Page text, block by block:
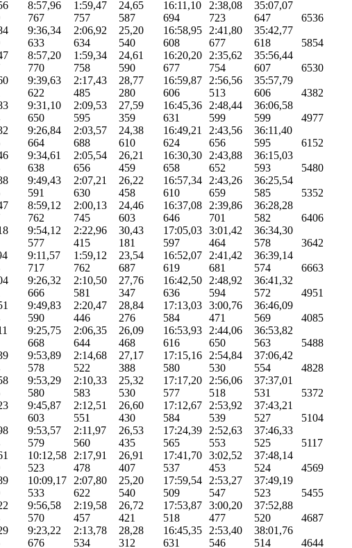
8:57,96
767
1:59,47
757
24,65
587
16:11,10
694
2:38,08
723
35:07,07
647
6536
9:36,34
633
2:06,92
634
25,20
540
16:58,95
608
2:41,80
677
35:42,77
618
5854
8:57,20
770
1:59,34
758
24,61
590
16:20,20
677
2:35,62
754
35:56,44
607
6530
9:39,63
622
2:17,43
485
28,77
280
16:59,87
606
2:56,56
513
35:57,79
606
4382
9:31,10
650
2:09,53
595
27,59
359
16:45,36
631
2:48,44
599
36:06,58
599
4977
9:26,84
664
2:03,57
688
24,38
610
16:49,21
624
2:43,56
656
36:11,40
595
6152
9:34,61
638
2:05,54
656
26,21
459
16:30,30
658
2:43,88
652
36:15,03
593
5480
9:49,43
591
2:07,21
630
26,22
458
16:57,34
610
2:43,26
659
36:25,54
585
5352
8:59,12
762
2:00,13
745
24,46
603
16:37,08
646
2:39,86
701
36:28,28
582
6406
9:54,12
577
2:22,96
415
30,43
181
17:05,03
597
3:01,42
464
36:34,30
578
3642
9:11,57
717
1:59,12
762
23,54
687
16:52,07
619
2:41,42
681
36:39,14
574
6663
9:26,32
666
2:10,50
581
27,76
347
16:42,50
636
2:48,92
594
36:41,32
572
4951
9:49,83
590
2:20,47
446
28,84
276
17:13,03
584
3:00,76
471
36:46,09
569
4085
9:25,75
668
2:06,35
644
26,09
468
16:53,93
616
2:44,06
650
36:53,82
563
5488
9:53,89
578
2:14,68
522
27,17
388
17:15,16
580
2:54,84
530
37:06,42
554
4828
9:53,29
580
2:10,33
583
25,32
530
17:17,20
577
2:56,06
518
37:37,01
531
5372
9:45,87
603
2:12,51
551
26,60
430
17:12,67
584
2:53,92
539
37:43,21
527
5104
9:53,57
579
2:11,97
560
26,53
435
17:24,39
565
2:52,63
553
37:46,33
525
5117
10:12,58
523
2:17,91
478
26,91
407
17:41,70
537
3:02,52
453
37:48,14
524
4569
10:09,17
533
2:07,80
622
25,20
540
17:59,54
509
2:53,27
547
37:49,19
523
5455
9:56,58
570
2:19,58
457
26,72
421
17:53,87
518
3:00,20
477
37:52,88
520
4687
9:23,22
676
2:13,78
534
28,28
312
16:45,35
631
2:53,40
546
38:01,76
514
4644